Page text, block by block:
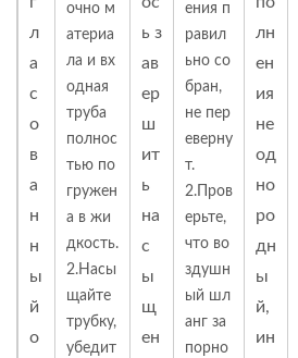
л
а
с
о
в
а
н
н
ы
й
о
очно м
атериа
ла и вх
одная
труба
полнос
тью по
гружен
а в жи
дкость.
2.Насы
щайте
трубку,
убедит
ь з
ав
ер
ш
ит
ь
на
с
ы
щ
ен
ения п
равил
ьно со
бран,
не пер
еверну
т.
2.Пров
ерьте,
что во
здушн
ый шл
анг за
порно
лн
ен
ия
не
од
но
ро
дн
ы
й,
ин